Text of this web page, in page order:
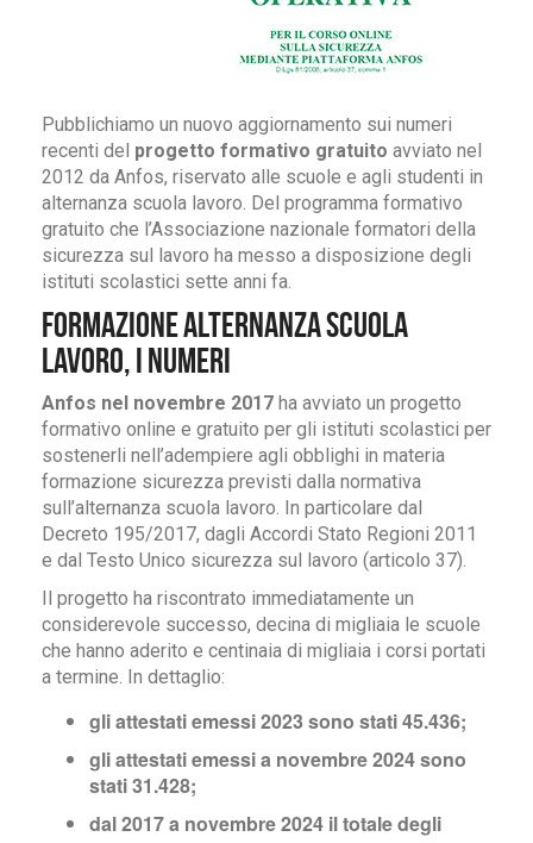
Pubblichiamo un nuovo aggiornamento sui numeri
recenti del progetto formativo gratuito avviato nel
2012 da Anfos, riservato alle scuole e agli studenti in
alternanza scuola lavoro. Del programma formativo
gratuito che l’Associazione nazionale formatori della
sicurezza sul lavoro ha messo a disposizione degli
istituti scolastici sette anni fa.
Formazione alternanza scuola
lavoro, i numeri
Anfos nel novembre 2017 ha avviato un progetto
formativo online e gratuito per gli istituti scolastici per
sostenerli nell’adempiere agli obblighi in materia
formazione sicurezza previsti dalla normativa
sull’alternanza scuola lavoro. In particolare dal
Decreto 195/2017, dagli Accordi Stato Regioni 2011
e dal Testo Unico sicurezza sul lavoro (articolo 37).
Il progetto ha riscontrato immediatamente un
considerevole successo, decina di migliaia le scuole
che hanno aderito e centinaia di migliaia i corsi portati
a termine. In dettaglio:
gli attestati emessi 2023 sono stati 45.436;
gli attestati emessi a novembre 2024 sono
stati 31.428;
dal 2017 a novembre 2024 il totale degli